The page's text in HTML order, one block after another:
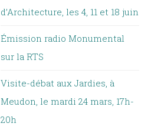
d’Architecture, les 4, 11 et 18 juin
Émission radio Monumental
sur la RTS
Visite-débat aux Jardies, à
Meudon, le mardi 24 mars, 17h-
20h